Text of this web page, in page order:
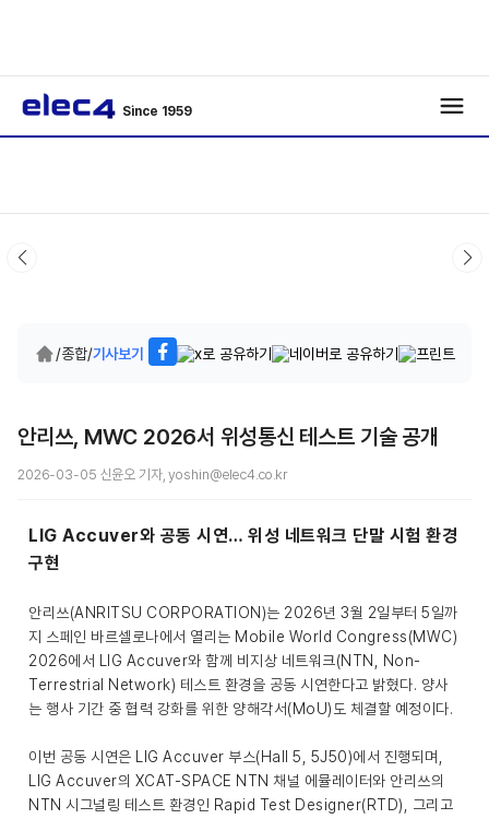
Since 1959
/종합/기사보기
안리쓰, MWC 2026서 위성통신 테스트 기술 공개
2026-03-05 신윤오 기자, yoshin@elec4.co.kr
LIG Accuver와 공동 시연… 위성 네트워크 단말 시험 환경
구현
안리쓰(ANRITSU CORPORATION)는 2026년 3월 2일부터 5일까
지 스페인 바르셀로나에서 열리는 Mobile World Congress(MWC)
2026에서 LIG Accuver와 함께 비지상 네트워크(NTN, Non-
Terrestrial Network) 테스트 환경을 공동 시연한다고 밝혔다. 양사
는 행사 기간 중 협력 강화를 위한 양해각서(MoU)도 체결할 예정이다.
이번 공동 시연은 LIG Accuver 부스(Hall 5, 5J50)에서 진행되며,
LIG Accuver의 XCAT-SPACE NTN 채널 에뮬레이터와 안리쓰의
NTN 시그널링 테스트 환경인 Rapid Test Designer(RTD), 그리고